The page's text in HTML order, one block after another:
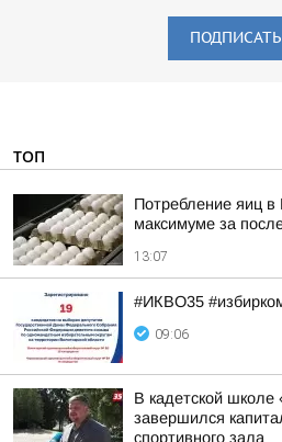
ТОП
Потребление яиц в
максимуме за
13:07
#ИКВО35
09:06
В кадетской
завершился
спортивного зала